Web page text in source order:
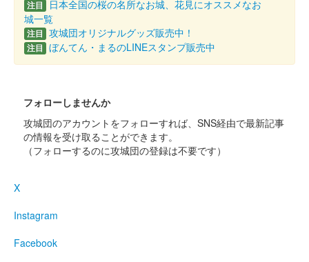
沼田城跡 御城印 旧暦（霜月） 2025年版
販売終了
沼田城址 御城印
販売終了
沼田城址 御城印
注目
日本全国の桜の名所なお城、花見にオススメなお
城一覧
注目 攻城団オリジナルグッズ販売中！
注目 ぼんてん・まるのLINEスタンプ販売中
フォローしませんか
攻城団のアカウントをフォローすれば、SNS経由で最新記事
の情報を受け取ることができます。
（フォローするのに攻城団の登録は不要です）
X
Instagram
Facebook